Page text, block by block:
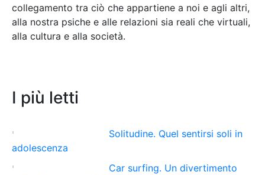
collegamento tra ciò che appartiene a noi e agli altri,
alla nostra psiche e alle relazioni sia reali che virtuali,
alla cultura e alla società.
I più letti
Solitudine. Quel sentirsi soli in
adolescenza
Car surfing. Un divertimento